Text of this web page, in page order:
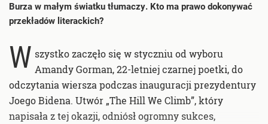
Burza w małym światku tłumaczy. Kto ma prawo dokonywać
przekładów literackich?
W szystko zaczęło się w styczniu od wyboru
Amandy Gorman, 22-letniej czarnej poetki, do
odczytania wiersza podczas inauguracji prezydentury
Joego Bidena. Utwór „The Hill We Climb”, który
napisała z tej okazji, odniósł ogromny sukces,